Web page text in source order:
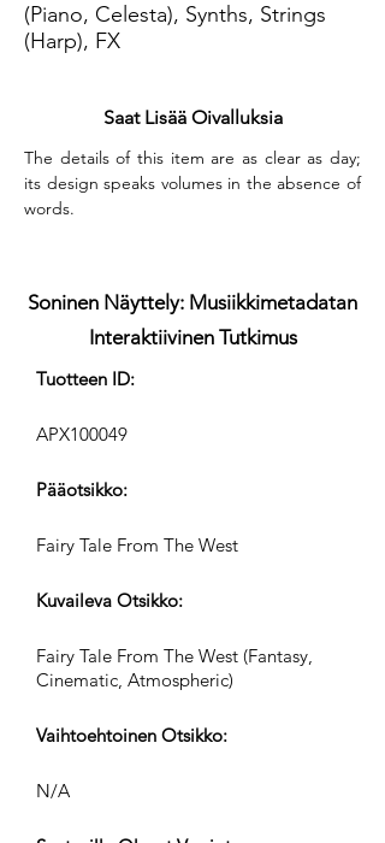
(Piano, Celesta), Synths, Strings
(Harp), FX
Saat Lisää Oivalluksia
The details of this item are as clear as day;
its design speaks volumes in the absence of
words.
Soninen Näyttely: Musiikkimetadatan
Interaktiivinen Tutkimus
Tuotteen ID:
APX100049
Pääotsikko:
Fairy Tale From The West
Kuvaileva Otsikko:
Fairy Tale From The West (Fantasy,
Cinematic, Atmospheric)
Vaihtoehtoinen Otsikko:
N/A